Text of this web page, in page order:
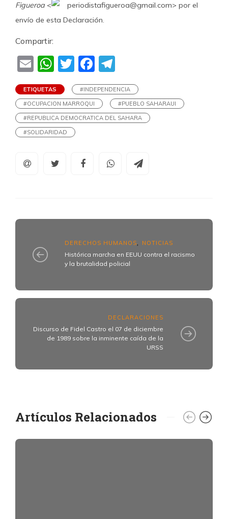
Figueroa< periodistafigueroa@gmail.com> por el
envío de esta Declaración.
Compartir:
EmailWhatsApp
TwitterFacebook
ETIQUETAS
#INDEPENDENCIA
#OCUPACION MARROQUI
#PUEBLO SAHARAUI
#REPUBLICA DEMOCRATICA DEL SAHARA
#SOLIDARIDAD
DERECHOS HUMANOS NOTICIAS
Histórica marcha en EEUU contra el racismo
y la brutalidad policial
DECLARACIONES
Discurso de Fidel Castro el 07 de diciembre
de 1989 sobre la inminente caída de la
URSS
Artículos Relacionados